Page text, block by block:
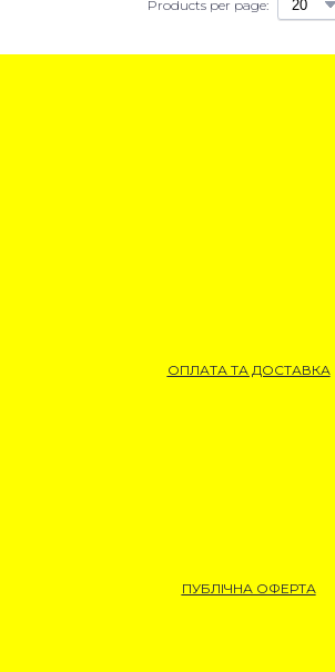
Products per page:
ОПЛАТА ТА ДОСТАВКА
ПУБЛІЧНА ОФЕРТА